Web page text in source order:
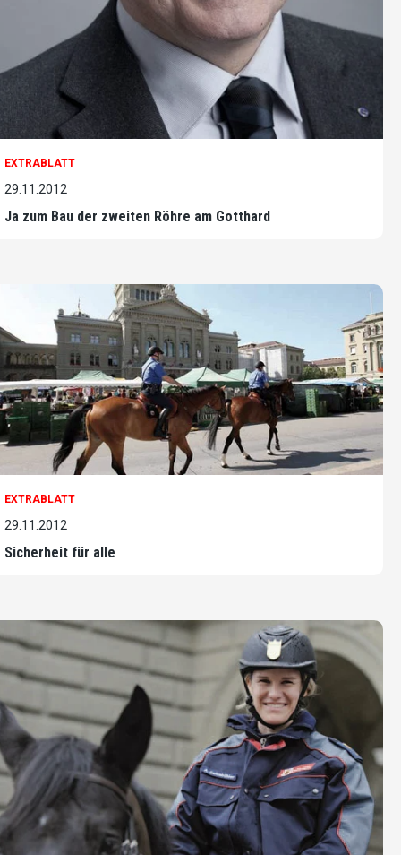
EXTRABLATT
29.11.2012
Ja zum Bau der zweiten Röhre am Gotthard
EXTRABLATT
29.11.2012
Sicherheit für alle